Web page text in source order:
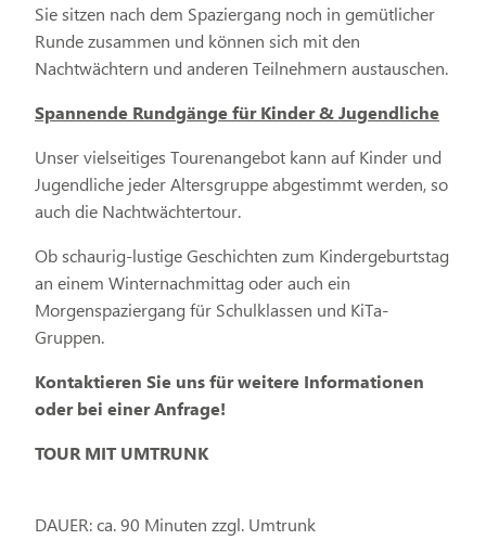
Sie sitzen nach dem Spaziergang noch in gemütlicher
Runde zusammen und können sich mit den
Nachtwächtern und anderen Teilnehmern austauschen.
Spannende Rundgänge für Kinder & Jugendliche
Unser vielseitiges Tourenangebot kann auf Kinder und
Jugendliche jeder Altersgruppe abgestimmt werden, so
auch die Nachtwächtertour.
Ob schaurig-lustige Geschichten zum Kindergeburtstag
an einem Winternachmittag oder auch ein
Morgenspaziergang für Schulklassen und KiTa-
Gruppen.
Kontaktieren Sie uns für weitere Informationen
oder bei einer Anfrage!
TOUR MIT UMTRUNK
DAUER: ca. 90 Minuten zzgl. Umtrunk